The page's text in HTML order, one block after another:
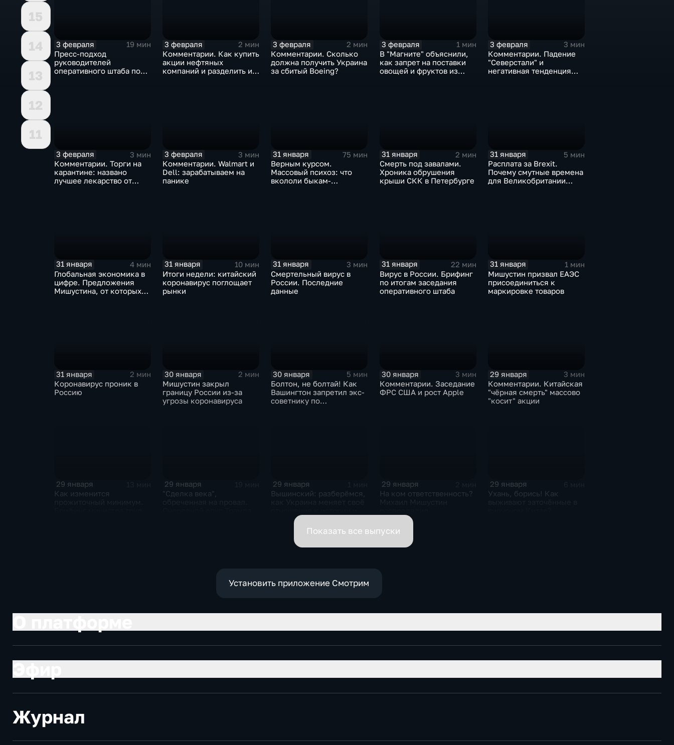
15
14
13
12
11
3 февраля
19 мин
Пресс-подход
руководителей
оперативного штаба по
3 февраля
2 мин
Комментарии. Как купить
акции нефтяных
компаний и разделить их
3 февраля
2 мин
Комментарии. Сколько
должна получить Украина
за сбитый Boeing?
3 февраля
1 мин
В "Магните" объяснили,
как запрет на поставки
овощей и фруктов из
3 февраля
3 мин
Комментарии. Падение
"Северстали" и
негативная тенденция
3 февраля
3 мин
Комментарии. Торги на
карантине: названо
лучшее лекарство от
3 февраля
3 мин
Комментарии. Walmart и
Dell: зарабатываем на
панике
31 января
75 мин
Верным курсом.
Массовый психоз: что
вкололи быкам-
31 января
2 мин
Смерть под завалами.
Хроника обрушения
крыши СКК в Петербурге
31 января
5 мин
Расплата за Brexit.
Почему смутные времена
для Великобритании
31 января
4 мин
Глобальная экономика в
цифре. Предложения
Мишустина, от которых
31 января
10 мин
Итоги недели: китайский
коронавирус поглощает
рынки
31 января
3 мин
Смертельный вирус в
России. Последние
данные
31 января
22 мин
Вирус в России. Брифинг
по итогам заседания
оперативного штаба
31 января
1 мин
Мишустин призвал ЕАЭС
присоединиться к
маркировке товаров
31 января
2 мин
Коронавирус проник в
Россию
30 января
2 мин
Мишустин закрыл
границу России из-за
угрозы коронавируса
30 января
5 мин
Болтон, не болтай! Как
Вашингтон запретил экс-
советнику по
30 января
3 мин
Комментарии. Заседание
ФРС США и рост Apple
29 января
3 мин
Комментарии. Китайская
"чёрная смерть" массово
"косит" акции
29 января
Как изменится
29 января
"Сделка века",
29 января
Вышинский: разберёмся,
почему
29 января
На ком ответственность?
обязанности вице-
премьеров
29 января
Ухань, борись! Как
Показать все выпуски
Установить приложение Смотрим
Журнал